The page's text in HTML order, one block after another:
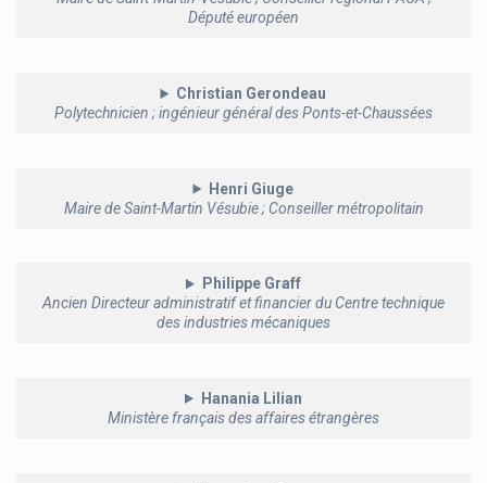
Député européen
Christian Gerondeau
Polytechnicien ; ingénieur général des Ponts-et-Chaussées
Henri Giuge
Maire de Saint-Martin Vésubie ; Conseiller métropolitain
Philippe Graff
Ancien Directeur administratif et financier du Centre technique
des industries mécaniques
Hanania Lilian
Ministère français des affaires étrangères